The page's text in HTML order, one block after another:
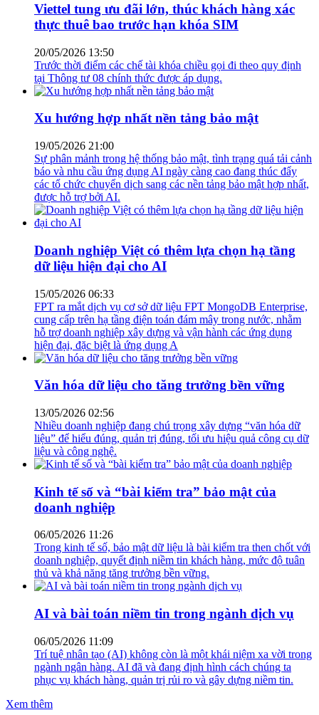
Viettel tung ưu đãi lớn, thúc khách hàng xác
thực thuê bao trước hạn khóa SIM
20/05/2026 13:50
Trước thời điểm các chế tài khóa chiều gọi đi theo quy định
tại Thông tư 08 chính thức được áp dụng.
Xu hướng hợp nhất nền tảng bảo mật
19/05/2026 21:00
Sự phân mảnh trong hệ thống bảo mật, tình trạng quá tải cảnh
báo và nhu cầu ứng dụng AI ngày càng cao đang thúc đẩy
các tổ chức chuyển dịch sang các nền tảng bảo mật hợp nhất,
được hỗ trợ bởi AI.
Doanh nghiệp Việt có thêm lựa chọn hạ tầng
dữ liệu hiện đại cho AI
15/05/2026 06:33
FPT ra mắt dịch vụ cơ sở dữ liệu FPT MongoDB Enterprise,
cung cấp trên hạ tầng điện toán đám mây trong nước, nhằm
hỗ trợ doanh nghiệp xây dựng và vận hành các ứng dụng
hiện đại, đặc biệt là ứng dụng A
Văn hóa dữ liệu cho tăng trưởng bền vững
13/05/2026 02:56
Nhiều doanh nghiệp đang chú trọng xây dựng “văn hóa dữ
liệu” để hiểu đúng, quản trị đúng, tối ưu hiệu quả công cụ dữ
liệu và công nghệ.
Kinh tế số và “bài kiểm tra” bảo mật của
doanh nghiệp
06/05/2026 11:26
Trong kinh tế số, bảo mật dữ liệu là bài kiểm tra then chốt với
doanh nghiệp, quyết định niềm tin khách hàng, mức độ tuân
thủ và khả năng tăng trưởng bền vững.
AI và bài toán niềm tin trong ngành dịch vụ
06/05/2026 11:09
Trí tuệ nhân tạo (AI) không còn là một khái niệm xa vời trong
ngành ngân hàng. AI đã và đang định hình cách chúng ta
phục vụ khách hàng, quản trị rủi ro và gây dựng niềm tin.
Xem thêm